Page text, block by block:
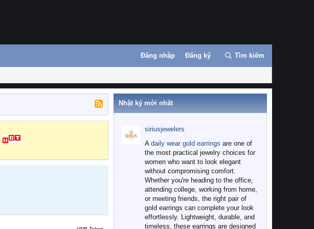
Đăng nhập Đăng ký Tìm kiếm
Nhật ký mới nhất
siriusjewelers
A daily wear gold earrings are one of
the most practical jewelry choices for
women who want to look elegant
without compromising comfort.
Whether you're heading to the office,
attending college, working from home,
or meeting friends, the right pair of
gold earrings can complete your look
effortlessly. Lightweight, durable, and
timeless, these earrings are designed